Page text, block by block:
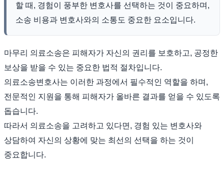
할 때, 경험이 풍부한 변호사를 선택하는 것이 중요하며,
소송 비용과 변호사와의 소통도 중요한 요소입니다.
마무리 의료소송은 피해자가 자신의 권리를 보호하고, 공정한
보상을 받을 수 있는 중요한 법적 절차입니다.
의료소송변호사는 이러한 과정에서 필수적인 역할을 하며,
전문적인 지원을 통해 피해자가 올바른 결과를 얻을 수 있도록
돕습니다.
따라서 의료소송을 고려하고 있다면, 경험 있는 변호사와
상담하여 자신의 상황에 맞는 최선의 선택을 하는 것이
중요합니다.